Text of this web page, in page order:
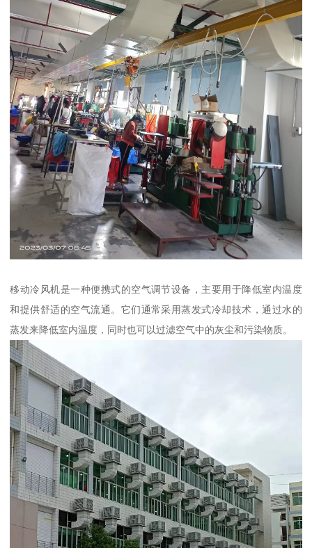
移动冷风机是一种便携式的空气调节设备，主要用于降低室内温度
和提供舒适的空气流通。它们通常采用蒸发式冷却技术，通过水的
蒸发来降低室内温度，同时也可以过滤空气中的灰尘和污染物质。